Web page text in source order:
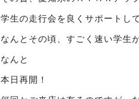
学生の走行会を良くサポートし
なんとその頃、すごく速い学生
なんと
本日再開！